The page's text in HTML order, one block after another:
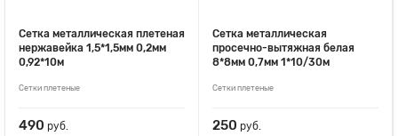
Сетка металлическая плетеная
нержавейка 1,5*1,5мм 0,2мм
0,92*10м
Сетки плетеные
490 руб.
Сетка металлическая
просечно-вытяжная белая
8*8мм 0,7мм 1*10/30м
Сетки плетеные
250 руб.